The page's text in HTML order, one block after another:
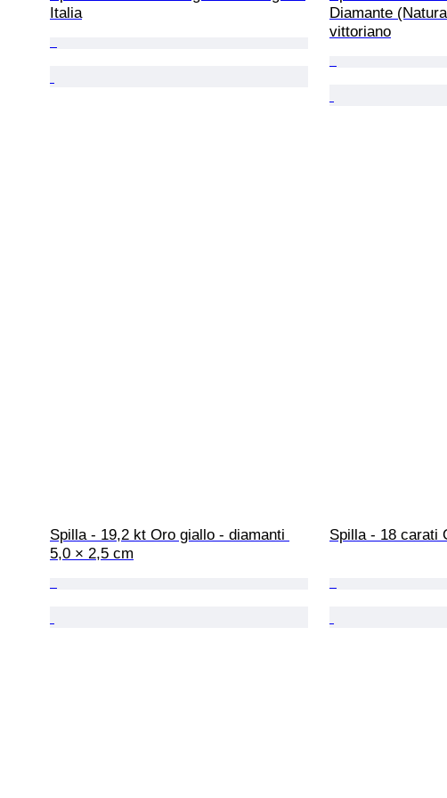
Italia
Diamante
vittoriano
Spilla - 19,2 kt Oro giallo - diamanti
5,0 × 2,5 cm
Spilla - 18 carati